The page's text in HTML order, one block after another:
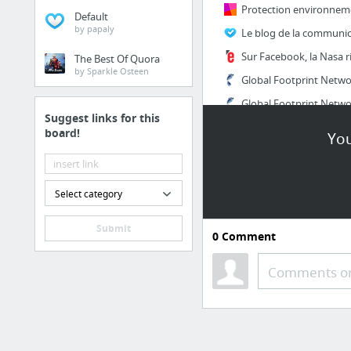
Default
by papaly
The Best Of Quora
by Sparkle Osteen
Suggest links for this
board!
Select category
Submit
Global Footprint
0Comment
Comments